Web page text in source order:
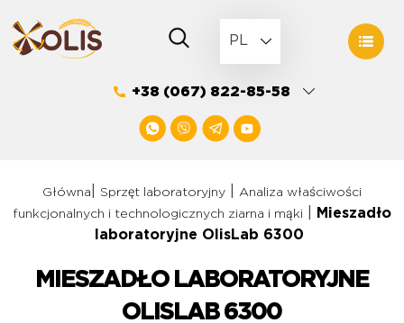
to
content
PL
+38 (067) 822-85-58
Główna Sprzęt laboratoryjny
Analiza właściwości
funkcjonalnych i technologicznych ziarna i mąki
Mieszadło
laboratoryjne OlisLab 6300
MIESZADŁO LABORATORYJNE
OLISLAB 6300